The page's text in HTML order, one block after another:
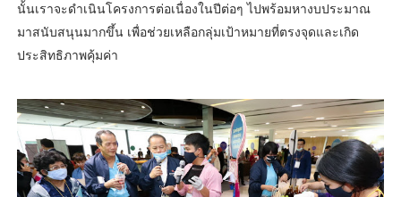
นั้นเราจะดำเนินโครงการต่อเนื่องในปีต่อๆ ไปพร้อมหางบประมาณ
มาสนับสนุนมากขึ้น เพื่อช่วยเหลือกลุ่มเป้าหมายที่ตรงจุดและเกิด
ประสิทธิภาพคุ้มค่า